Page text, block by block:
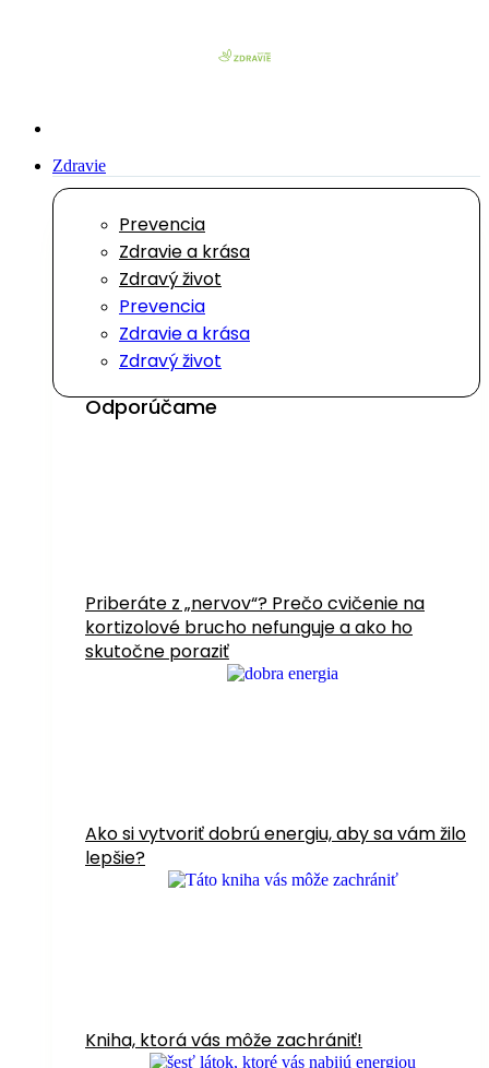
Zdravie
Prevencia
Zdravie a krása
Zdravý život
Prevencia
Zdravie a krása
Zdravý život
Odporúčame
Priberáte z „nervov“? Prečo cvičenie na
kortizolové brucho nefunguje a ako ho
skutočne poraziť
Ako si vytvoriť dobrú energiu, aby sa vám žilo
lepšie?
Kniha, ktorá vás môže zachrániť!